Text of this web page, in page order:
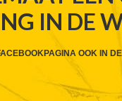
IN DE
OOK IN